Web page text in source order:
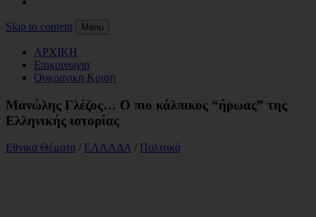
Skip to content Menu
ΑΡΧΙΚΗ
Επικοινωνια
Ουκρανικη Κριση
Μανώλης Γλέζος… Ο πιο κάλπικος “ήρωας” της
Ελληνικής ιστορίας
Εθνικα Θέματα / ΕΛΛΑΔΑ / Πολιτικά